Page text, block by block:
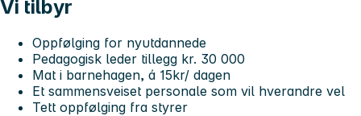
Vi tilbyr
Oppfølging for nyutdannede
Pedagogisk leder tillegg kr. 30 000
Mat i barnehagen, á 15kr/ dagen
Et sammensveiset personale som vil hverandre vel
Tett oppfølging fra styrer